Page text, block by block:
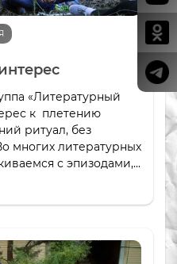
«Литературный
к плетению
ритуал, без
многих литературных
с эпизодами,...